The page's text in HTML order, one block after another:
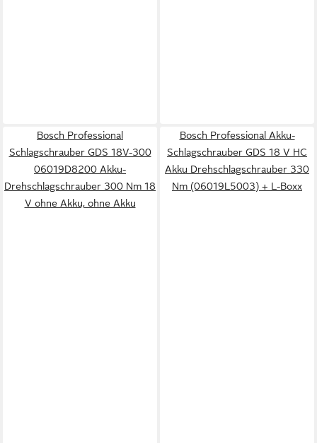
Bosch Professional
Schlagschrauber GDS 18V-300
06019D8200 Akku-
Drehschlagschrauber 300 Nm 18
V ohne Akku, ohne Akku
Bosch Professional Akku-
Schlagschrauber GDS 18 V HC
Akku Drehschlagschrauber 330
Nm (06019L5003) + L-Boxx